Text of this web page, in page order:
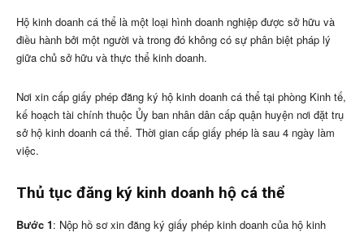
Hộ kinh doanh cá thể là một loại hình doanh nghiệp được sở hữu và
điều hành bởi một người và trong đó không có sự phân biệt pháp lý
giữa chủ sở hữu và thực thể kinh doanh.
Nơi xin cấp giấy phép đăng ký hộ kinh doanh cá thể tại phòng Kinh tế,
kế hoạch tài chính thuộc Ủy ban nhân dân cấp quận huyện nơi đặt trụ
sở hộ kinh doanh cá thể. Thời gian cấp giấy phép là sau 4 ngày làm
việc.
Thủ tục đăng ký kinh doanh hộ cá thể
Bước 1: Nộp hồ sơ xin đăng ký giấy phép kinh doanh của hộ kinh